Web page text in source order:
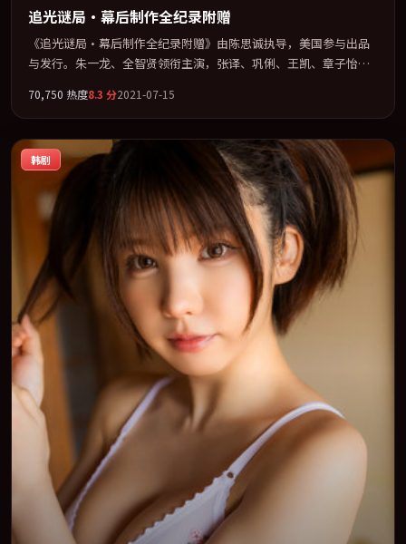
追光谜局·幕后制作全纪录附赠
《追光谜局·幕后制作全纪录附赠》由陈思诚执导，美国参与出品
与发行。朱一龙、全智贤领衔主演，张译、巩俐、王凯、章子怡联
「犯罪」类型为骨架，在叙事、表演与视听上力求统一。定于
2021-08-26 在内地院线及主流平台同步亮相，2021 年度话题片中口
碑稳健，适合喜欢强情节与人物弧光的观众完整观看。
70,750 热度8.3 分2021-07-15
韩剧